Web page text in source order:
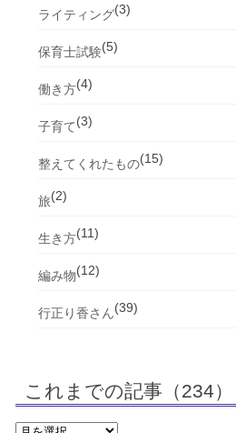
ライティング(3)
保育士試験(5)
働き方(4)
子育て(3)
整えてくれたもの(15)
旅(2)
生き方(11)
編み物(12)
行正り香さん(39)
これまでの記事（234）